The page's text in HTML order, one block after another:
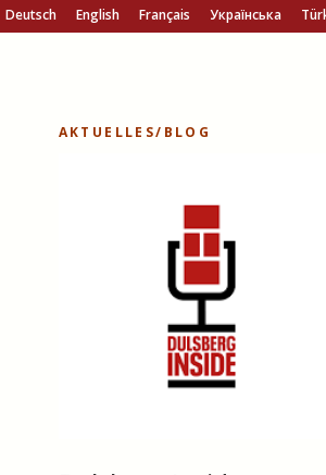
Deutsch English Français Українська
AKTUELLES/BLOG